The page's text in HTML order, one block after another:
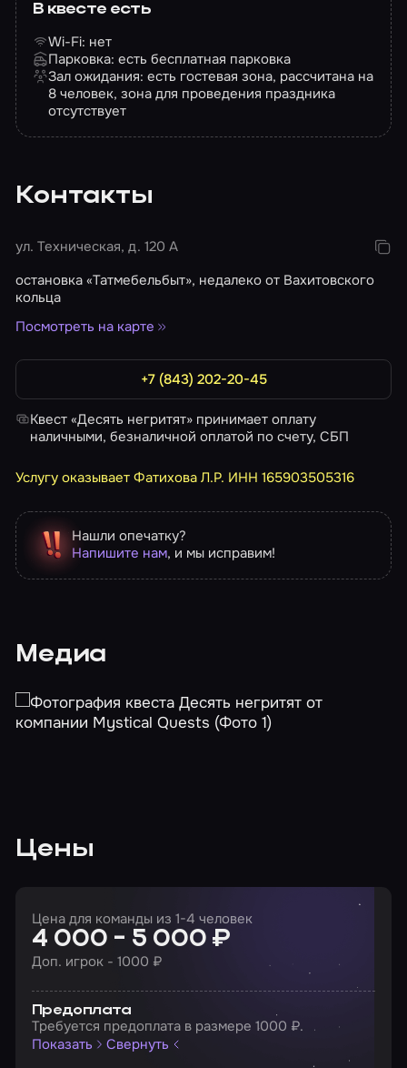
В квесте есть
Wi-Fi: нет
Парковка: есть бесплатная парковка
Зал ожидания: есть гостевая зона, рассчитана на
8 человек, зона для проведения праздника
отсутствует
Контакты
ул. Техническая, д. 120 А
остановка «Татмебельбыт», недалеко от Вахитовского
кольца
Посмотреть на карте
+7 (843) 202-20-45
Квест «Десять негритят» принимает оплату
наличными, безналичной оплатой по счету, СБП
Услугу оказывает Фатихова Л.Р. ИНН 165903505316
Нашли опечатку?
Напишите нам, и мы исправим!
Медиа
Цены
Цена для команды из 1-4 человек
4 000 - 5 000 ₽
Доп. игрок - 1000 ₽
Предоплата
Требуется предоплата в размере 1000 ₽.
Показать
Свернуть